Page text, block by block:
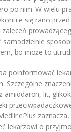
po nim. W wielu
się rano
samodzielnie
bo może to
poinformować
Szczególne
amiodaron, lit,
lekarzowi o